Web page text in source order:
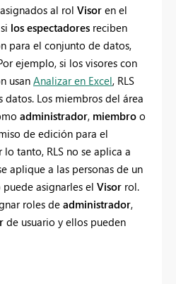
al rol Visor en el
los espectadores reciben
para el conjunto de datos,
ejemplo, si los visores con
usan Analizar en Excel, RLS
datos. Los miembros del área
administrador, miembro o
de edición para el
tanto, RLS no se aplica a
aplique a las personas de un
asignarles el Visor rol.
roles de administrador,
de usuario y ellos pueden